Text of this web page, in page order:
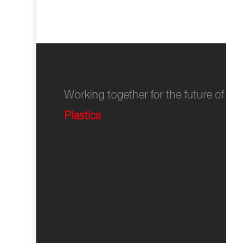
Working together for the future of
Plastics